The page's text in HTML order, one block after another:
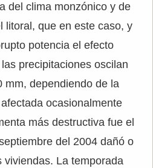
del clima monzónico y de
litoral, que en este caso, y
potencia el efecto
precipitaciones oscilan
mm, dependiendo de la
ocasionalmente
más destructiva fue el
del 2004 dañó o
viviendas. La temporada